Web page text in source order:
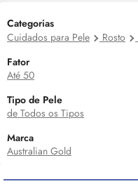
Categorias
Cuidados para Pele
Rosto
Fator
Até 50
Tipo de Pele
de Todos os Tipos
Marca
Australian Gold